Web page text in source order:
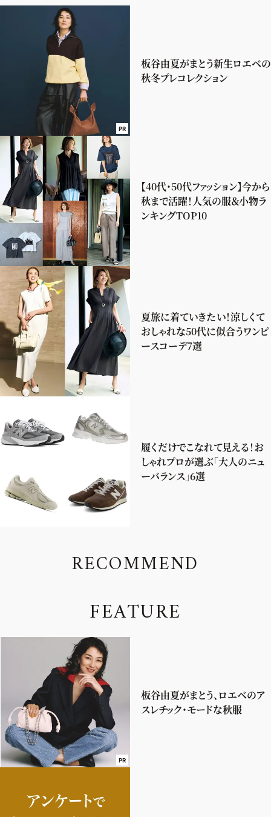
PR
板谷由夏がまとう新生ロエベの
秋冬プレコレクション
【40代・50代ファッション】今から
秋まで活躍！人気の服＆小物ラ
ンキングTOP10
夏旅に着ていきたい！涼しくて
おしゃれな50代に似合うワンピ
ースコーデ7選
履くだけでこなれて見える！お
しゃれプロが選ぶ「大人のニュ
ーバランス」6選
RECOMMEND
FEATURE
PR
板谷由夏がまとう、ロエベのア
スレチック・モードな秋服